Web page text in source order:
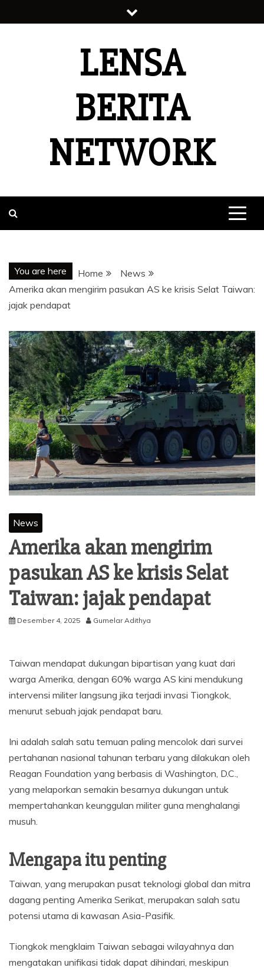
to
LENSA
BERITA
NETWORK
You are here Home
News
Amerika akan mengirim pasukan AS ke krisis Selat Taiwan:
jajak pendapat
News
Amerika akan mengirim
pasukan AS ke krisis Selat
Taiwan: jajak pendapat
Desember 4, 2025 Gumelar Adithya
Taiwan mendapat dukungan bipartisan yang kuat dari
warga Amerika, dengan 60% warga AS kini mendukung
intervensi militer langsung jika terjadi invasi Tiongkok,
menurut sebuah jajak pendapat baru.
Ini adalah salah satu temuan paling mencolok dari survei
pertahanan nasional tahunan terbaru yang dilakukan oleh
Reagan Foundation yang berbasis di Washington, D.C.,
yang melaporkan semakin besarnya dukungan untuk
mempertahankan keunggulan militer guna menghalangi
musuh.
Mengapa itu penting
Taiwan, yang merupakan pusat teknologi global dan mitra
dagang penting Amerika Serikat, merupakan salah satu
potensi utama di kawasan Asia-Pasifik.
Tiongkok mengklaim Taiwan sebagai wilayahnya dan
mengatakan unifikasi tidak dapat dihindari, meskipun